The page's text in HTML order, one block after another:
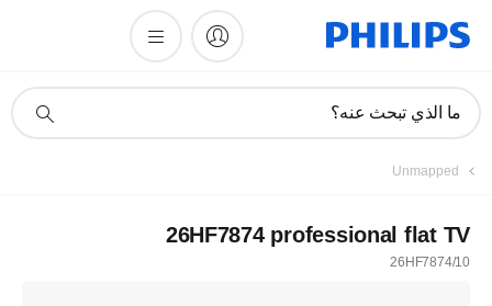
دعم
ما الذي تبحث عنه؟
Unmapped
26HF7874 professional flat TV
26HF7874/10